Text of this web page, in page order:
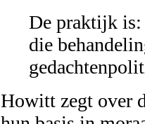
De praktijk is:
die
Howitt zegt over